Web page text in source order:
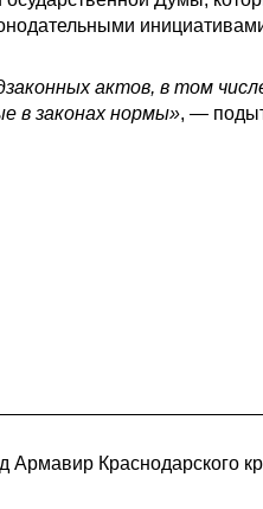
актов, в том
в законах нормы», —
Армавир Краснодарского